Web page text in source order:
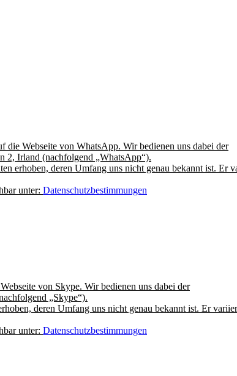
die Webseite von WhatsApp. Wir bedienen uns dabei der
2, Irland (nachfolgend „WhatsApp“).
erhoben, deren Umfang uns nicht genau bekannt ist.
unter: Datenschutzbestimmungen
von Skype. Wir bedienen uns dabei der
„Skype“).
deren Umfang uns nicht genau bekannt ist. Er
unter: Datenschutzbestimmungen